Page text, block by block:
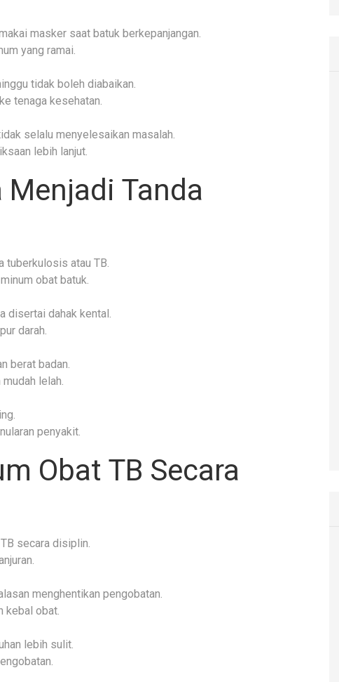
masker saat batuk berkepanjangan.
yang ramai.
tidak boleh diabaikan.
tenaga kesehatan.
selalu menyelesaikan masalah.
lebih lanjut.
Menjadi Tanda
tuberkulosis atau TB.
obat batuk.
disertai dahak kental.
darah.
berat badan.
lelah.
penyakit.
Obat TB Secara
secara disiplin.
menghentikan pengobatan.
kebal obat.
lebih sulit.